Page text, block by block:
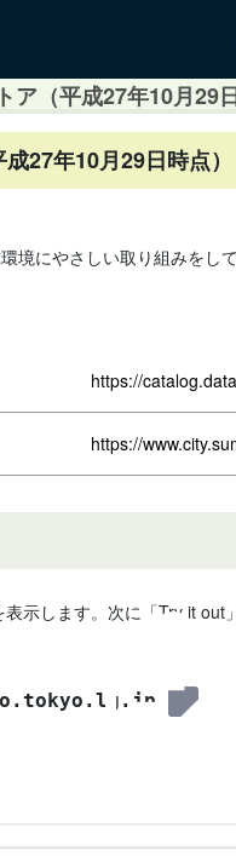
（平成27年10月29日
27年10月29日時点）
境にやさしい取り組みを
https://
https://
表示します。次に「Try it